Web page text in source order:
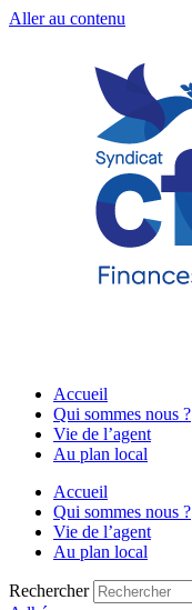
Aller au contenu
Accueil
Qui sommes nous ?
Vie de l’agent
Au plan local
Accueil
Qui sommes nous ?
Vie de l’agent
Au plan local
Rechercher